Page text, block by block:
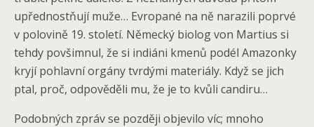
upřednostňují muže… Evropané na ně narazili poprvé
v polovině 19. století. Německý biolog von Martius si
tehdy povšimnul, že si indiáni kmenů podél Amazonky
kryjí pohlavní orgány tvrdými materiály. Když se jich
ptal, proč, odpověděli mu, že je to kvůli candiru…
Podobných zpráv se později objevilo víc; mnoho